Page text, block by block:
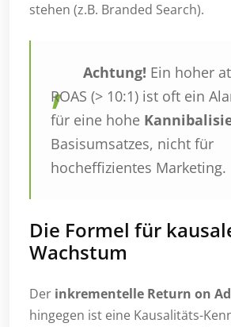
stehen (z.B. Branded Search).
Achtung! Ein hoher
ROAS (> 10:1) ist oft ein
für eine hohe
Basisumsatzes, nicht für
hocheffizientes Marketing.
Die Formel für
Wachstum
Der inkrementelle Return on Ad
hingegen ist eine Kausalitäts-